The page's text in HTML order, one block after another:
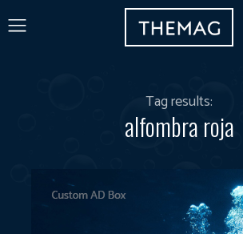
Tag results:
alfombra roja